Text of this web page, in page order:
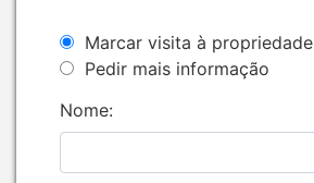
Marcar visita à propriedade
Pedir mais informação
Nome: